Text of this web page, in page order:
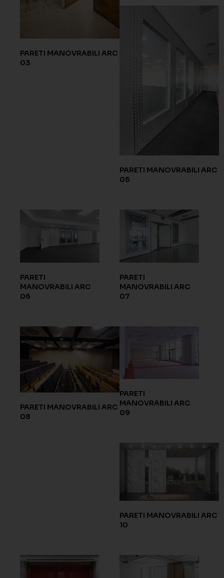
PARETI MANOVRABILI ARC
03
PARETI MANOVRABILI ARC
05
PARETI
MANOVRABILI ARC
06
PARETI
MANOVRABILI ARC
07
PARETI MANOVRABILI ARC
08
PARETI
MANOVRABILI ARC
09
PARETI MANOVRABILI ARC
10